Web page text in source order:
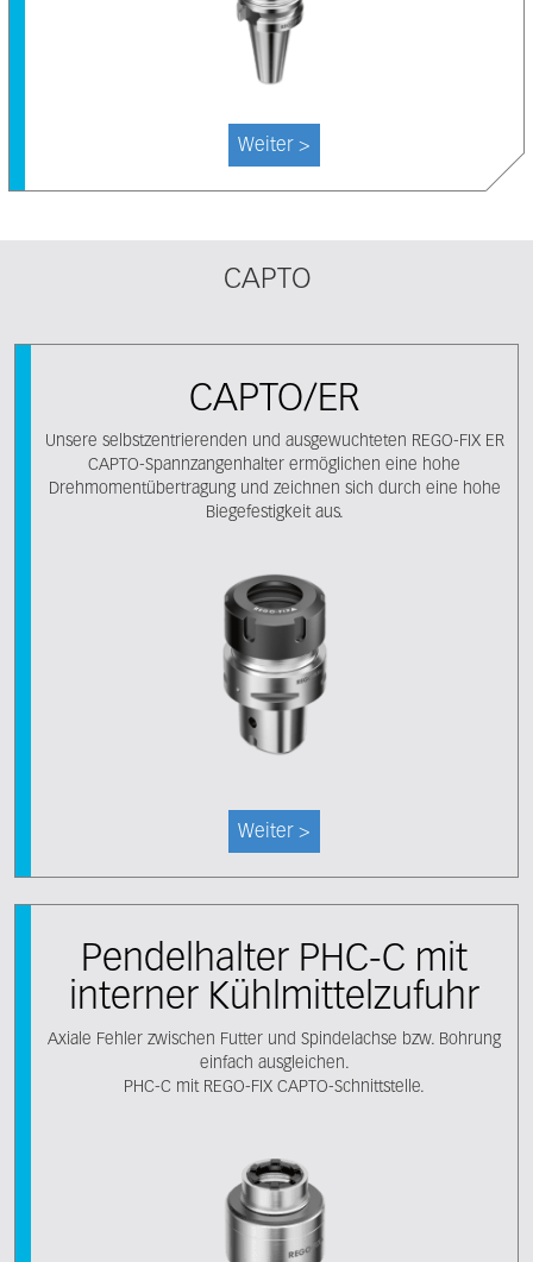
Weiter >
CAPTO
CAPTO/ER
Unsere selbstzentrierenden und ausgewuchteten REGO-FIX ER
CAPTO-Spannzangenhalter ermöglichen eine hohe
Drehmomentübertragung und zeichnen sich durch eine hohe
Biegefestigkeit aus.
Weiter >
Pendelhalter PHC-C mit
interner Kühlmittelzufuhr
Axiale Fehler zwischen Futter und Spindelachse bzw. Bohrung
einfach ausgleichen.
PHC-C mit REGO-FIX CAPTO-Schnittstelle.